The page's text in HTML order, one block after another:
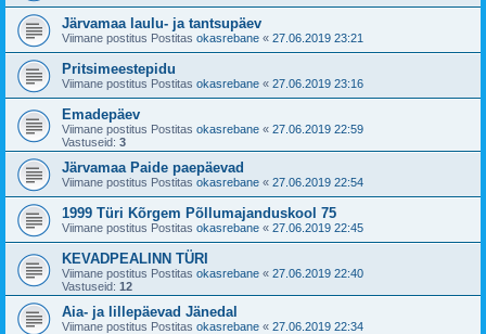
Järvamaa laulu- ja tantsupäev
Viimane postitus Postitas okasrebane « 27.06.2019 23:21
Pritsimeestepidu
Viimane postitus Postitas okasrebane « 27.06.2019 23:16
Emadepäev
Viimane postitus Postitas okasrebane « 27.06.2019 22:59
Vastuseid: 3
Järvamaa Paide paepäevad
Viimane postitus Postitas okasrebane « 27.06.2019 22:54
1999 Türi Kõrgem Põllumajanduskool 75
Viimane postitus Postitas okasrebane « 27.06.2019 22:45
KEVADPEALINN TÜRI
Viimane postitus Postitas okasrebane « 27.06.2019 22:40
Vastuseid: 12
Aia- ja lillepäevad Jänedal
Viimane postitus Postitas okasrebane « 27.06.2019 22:34